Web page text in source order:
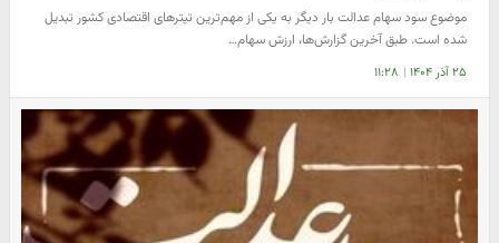
موضوع سود سهام عدالت بار دیگر به یکی از مهم‌ترین تیترهای اقتصادی کشور تبدیل
شده است. طبق آخرین گزارش‌ها، ارزش سهام…
۲۵ آذر ۱۴۰۴ | ۱۱:۲۸